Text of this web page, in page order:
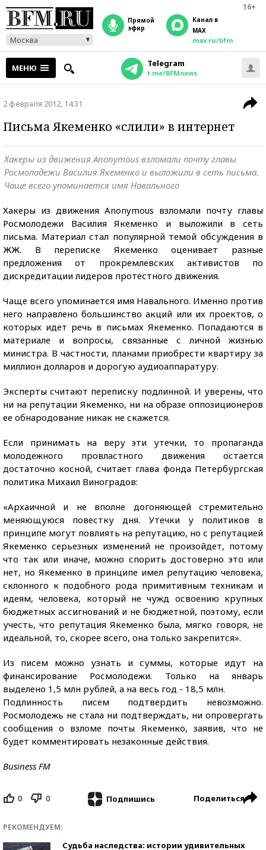
16+
Москва
прямой
эфир
Канал в
MAX
max.ru/bfm
МЕНЮ Telegram
t.me/BFMnews
2 февраля 2012, 14:31
Письма Якеменко «слили» в интернет
Хакеры из движения Anonymous взломали почту главы
Росмолодежи Василия Якеменко и выложили в сеть письма.
Чаще всего упоминается имя Навального
Хакеры из движения Anonymous взломали почту главы
Росмолодежи Василия Якеменко и выложили в сеть
письма. Материал стал популярной темой обсуждения в
ЖЖ. В переписке Якеменко оценивает разные
предложения от прокремлевских активистов по
дискредитации лидеров протестного движения.
Чаще всего упоминается имя Навального. Именно против
него направлено большинство акций или их проектов, о
которых идет речь в письмах Якеменко. Попадаются в
материале и вопросы, связанные с личной жизнью
министра. В частности, планами приобрести квартиру за
миллион долларов и дорогую аудиоаппаратуру.
Эксперты считают переписку подлинной. И уверены, что
ни на репутации Якеменко, ни на образе оппозиционеров
ее обнародование никак не скажется.
Если принимать на веру эти утечки, то пропаганда
молодежного провластного движения остается
достаточно косной, считает глава фонда Петербургская
политика Михаил Виноградов:
«Архаичной и не вполне догоняющей стремительно
меняющуюся повестку дня. Утечки у политиков в
принципе могут повлиять на репутацию, но с репутацией
Якеменко серьезных изменений не произойдет, потому
что так или иначе, можно спорить достоверно это или
нет, но Якеменко в принципе имел репутацию человека,
склонного к подобного рода примитивным техникам и
идеям, человека, который не чужд освоению крупных
бюджетных ассигнований и не бюджетной, поэтому, если
учесть, что репутация Якеменко была, мягко говоря, не
идеальной, то, скорее всего, она только закрепится».
Из писем можно узнать и суммы, которые идут на
финансирование Росмолодежи. Только на январь
выделено 1,5 млн рублей, а на весь год - 18,5 млн.
Подлинность писем подтвердить невозможно.
Росмолодежь не стала ни подтверждать, ни опровергать
сообщения о взломе почты Якеменко, заявив, что не
будет комментировать незаконные действия.
Business FM
0 0 Подпишись Поделиться
РЕКОМЕНДУЕМ:
Судьба наследства: истории удивительных